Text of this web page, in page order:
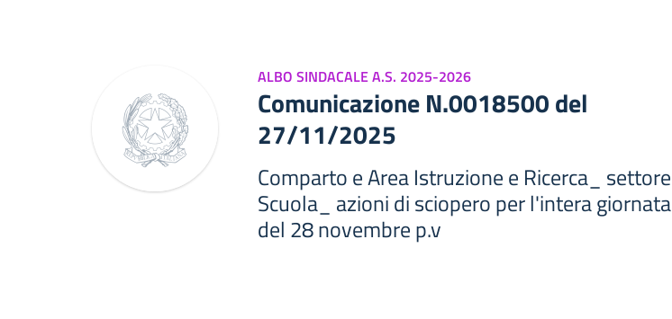
ALBO SINDACALE A.S. 2025-2026
Comunicazione N.0018500 del
27/11/2025
Comparto e Area Istruzione e Ricerca_ settore
Scuola_ azioni di sciopero per l'intera giornata
del 28 novembre p.v